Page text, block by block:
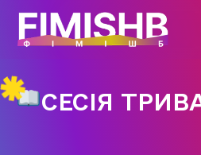
ГОЛОВНА
ІНДУСТРІЇ ДОЗВІЛЛЯ
СЕСІЯ